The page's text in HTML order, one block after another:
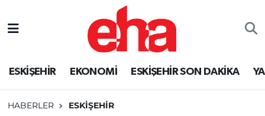
ESKİŞEHİR EKONOMİ ESKİŞEHİR SON DAKİKA
HABERLER ESKİŞEHİR